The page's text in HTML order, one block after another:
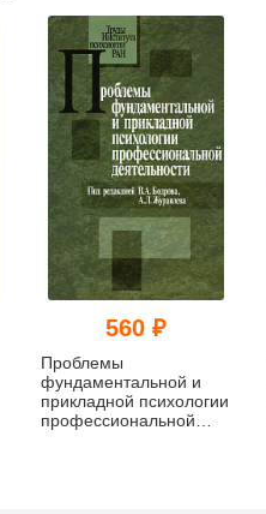
560 ₽
Проблемы
фундаментальной и
прикладной психологии
профессиональной